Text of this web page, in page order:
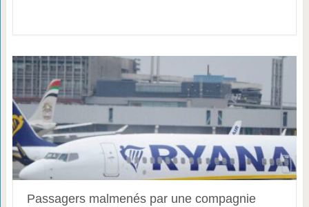
Passagers malmenés par une compagnie